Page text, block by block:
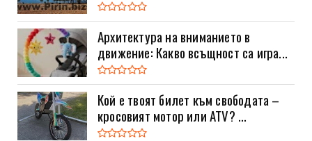
Архитектура на вниманието в
движение: Какво всъщност са игра...
Кой е твоят билет към свободата –
кросовият мотор или ATV? ...